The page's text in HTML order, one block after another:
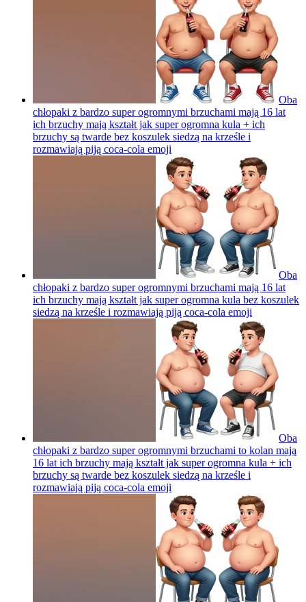
Oba
chłopaki z bardzo super ogromnymi brzuchami mają 16 lat
ich brzuchy mają kształt jak super ogromna kula + ich
brzuchy są twarde bez koszulek siedzą na krześle i
rozmawiają piją coca-cola emoji
Oba
chłopaki z bardzo super ogromnymi brzuchami mają 16 lat
ich brzuchy mają kształt jak super ogromna kula bez koszulek
siedzą na krześle i rozmawiają piją coca-cola emoji
Oba
chłopaki z bardzo super ogromnymi brzuchami to kolan mają
16 lat ich brzuchy mają kształt jak super ogromna kula + ich
brzuchy są twarde bez koszulek siedzą na krześle i
rozmawiają piją coca-cola emoji